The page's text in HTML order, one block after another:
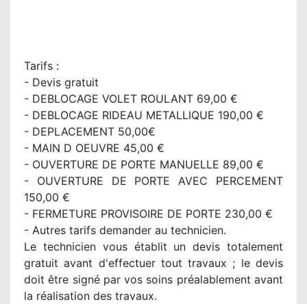
Tarifs :
- Devis gratuit
- DEBLOCAGE VOLET ROULANT 69,00 €
- DEBLOCAGE RIDEAU METALLIQUE 190,00 €
- DEPLACEMENT 50,00€
- MAIN D OEUVRE 45,00 €
- OUVERTURE DE PORTE MANUELLE 89,00 €
- OUVERTURE DE PORTE AVEC PERCEMENT
150,00 €
- FERMETURE PROVISOIRE DE PORTE 230,00 €
- Autres tarifs demander au technicien.
Le technicien vous établit un devis totalement
gratuit avant d'effectuer tout travaux ; le devis
doit être signé par vos soins préalablement avant
la réalisation des travaux.